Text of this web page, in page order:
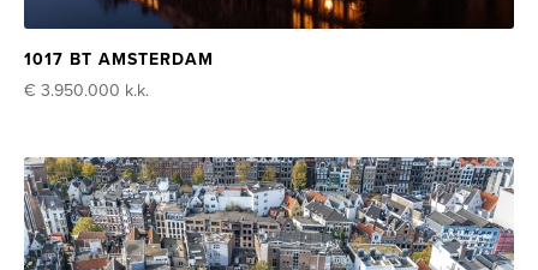
1017 BT AMSTERDAM
€ 3.950.000 k.k.